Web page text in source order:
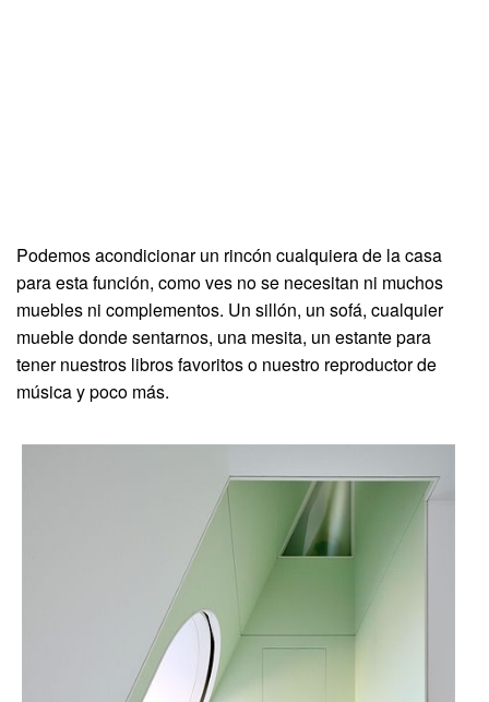
Podemos acondicionar un rincón cualquiera de la casa
para esta función, como ves no se necesitan ni muchos
muebles ni complementos. Un sillón, un sofá, cualquier
mueble donde sentarnos, una mesita, un estante para
tener nuestros libros favoritos o nuestro reproductor de
música y poco más.